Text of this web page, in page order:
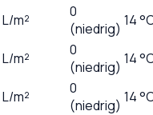
L/m²
0
(niedrig) 14
L/m²
0
(niedrig) 14
L/m²
0
(niedrig) 14